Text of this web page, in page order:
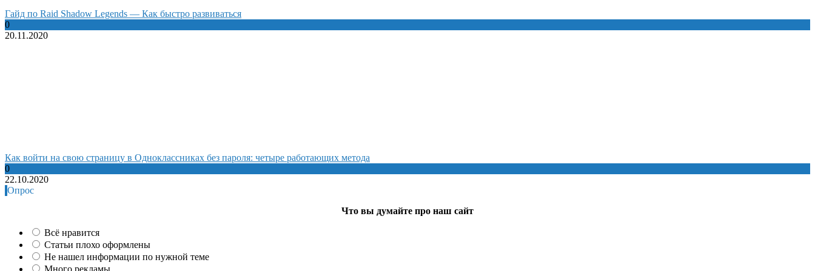
Гайд по Raid Shadow Legends — Как быстро развиваться
0
20.11.2020
Как войти на свою страницу в Одноклассниках без пароля: четыре работающих метода
0
22.10.2020
Опрос
Что вы думайте про наш сайт
Всё нравится
Статьи плохо оформлены
Не нашел информации по нужной теме